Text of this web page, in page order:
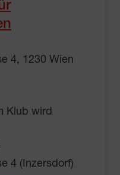
4, 1230 Wien
Klub wird
4 (Inzersdorf)